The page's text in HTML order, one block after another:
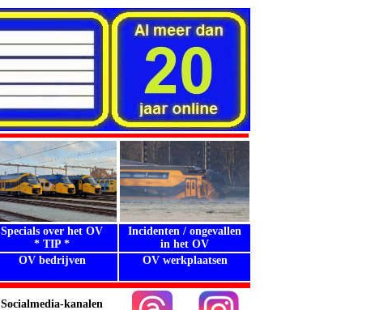
Specials over het OV
* TIP *
Incidenten / ongevallen
in het OV
OV bedrijven
OV werkplaatsen
Socialmedia-kanalen